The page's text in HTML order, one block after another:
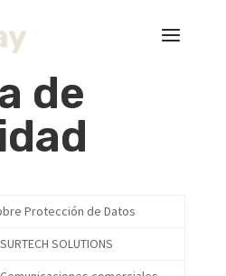
de
Protección de Datos
SURTECH SOLUTIONS